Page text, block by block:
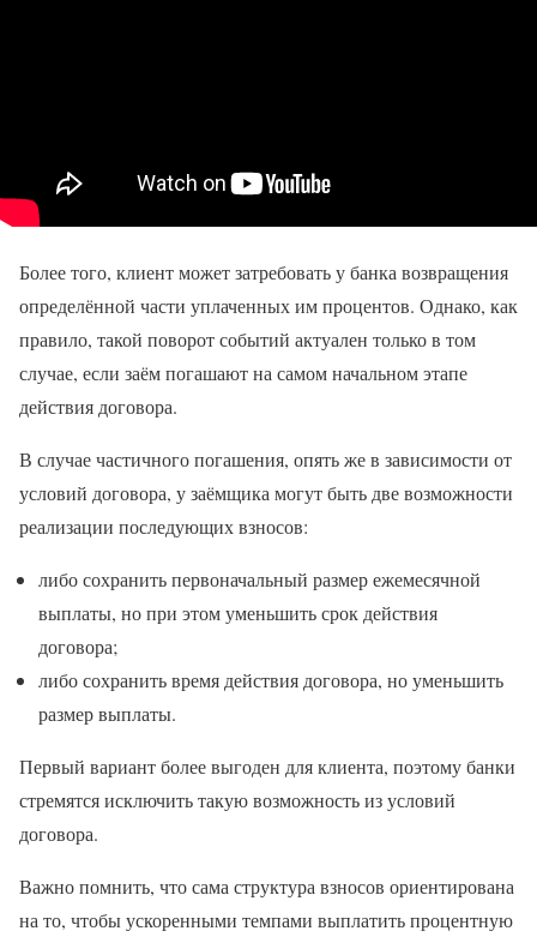
Более того, клиент может затребовать у банка возвращения
определённой части уплаченных им процентов. Однако, как
правило, такой поворот событий актуален только в том
случае, если заём погашают на самом начальном этапе
действия договора.
В случае частичного погашения, опять же в зависимости от
условий договора, у заёмщика могут быть две возможности
реализации последующих взносов:
либо сохранить первоначальный размер ежемесячной
выплаты, но при этом уменьшить срок действия
договора;
либо сохранить время действия договора, но уменьшить
размер выплаты.
Первый вариант более выгоден для клиента, поэтому банки
стремятся исключить такую возможность из условий
договора.
Важно помнить, что сама структура взносов ориентирована
на то, чтобы ускоренными темпами выплатить процентную